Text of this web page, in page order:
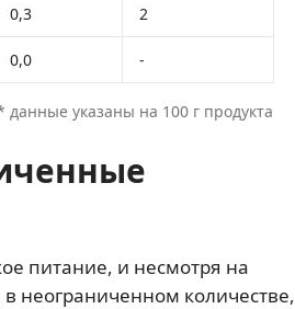
0,3 2
0,0 -
данные указаны на 100 г продукта
питание, и несмотря на
неограниченном количестве,